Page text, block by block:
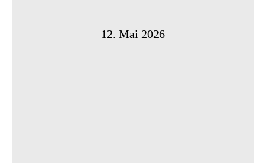
12. Mai 2026